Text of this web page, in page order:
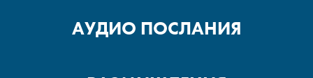
АУДИО ПОСЛАНИЯ